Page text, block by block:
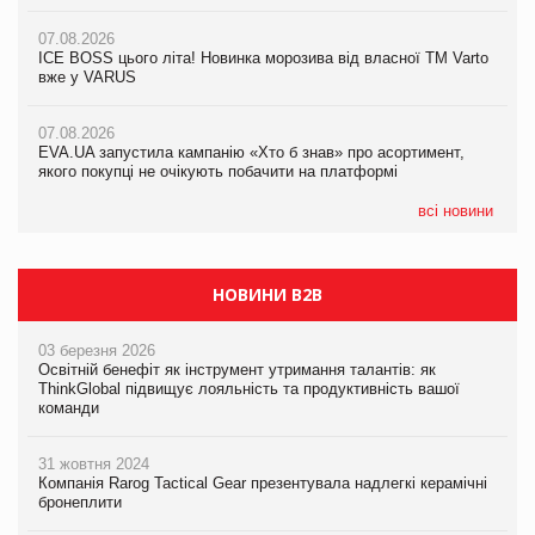
07.08.2026
ICE BOSS цього літа! Новинка морозива від власної ТМ Varto
вже у VARUS
07.08.2026
EVA.UA запустила кампанію «Хто б знав» про асортимент,
якого покупці не очікують побачити на платформі
всі новини
06.08.2026
Смачна новинка для хвостатих: у VARUS з’явилися паучі
05.08.2026
Мережа супермаркетів VARUS купує мережу магазинів
Продажі Hugo Boss впали на 9%
НОВИНИ B2B
03 березня 2026
Освітній бенефіт як інструмент утримання талантів: як
ThinkGlobal підвищує лояльність та продуктивність вашої
команди
31 жовтня 2024
Компанія Rarog Tactical Gear презентувала надлегкі керамічні
бронеплити